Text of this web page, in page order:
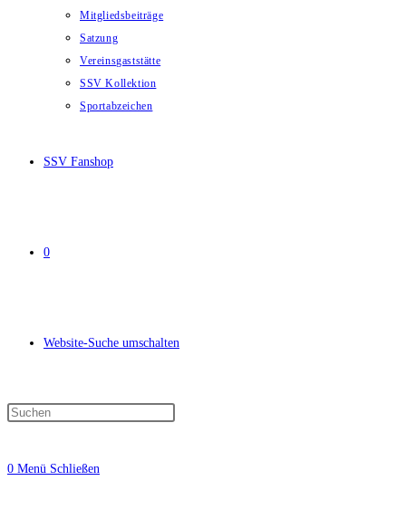
Mitgliedsbeiträge
Satzung
Vereinsgaststätte
SSV Kollektion
Sportabzeichen
SSV Fanshop
0
Website-Suche umschalten
0 Menü Schließen